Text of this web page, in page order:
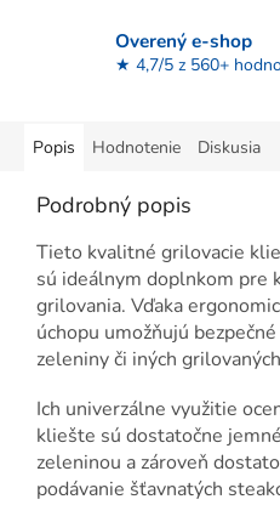
Overený e-shop
★ 4,7/5 z 560+
Popis Hodnotenie Diskusia
Podrobný popis
Tieto kvalitné grilovacie
sú ideálnym doplnkom pre
grilovania. Vďaka
úchopu umožňujú
zeleniny či iných
Ich univerzálne využitie
kliešte sú dostatočne
zeleninou a zároveň
podávanie šťavnatých